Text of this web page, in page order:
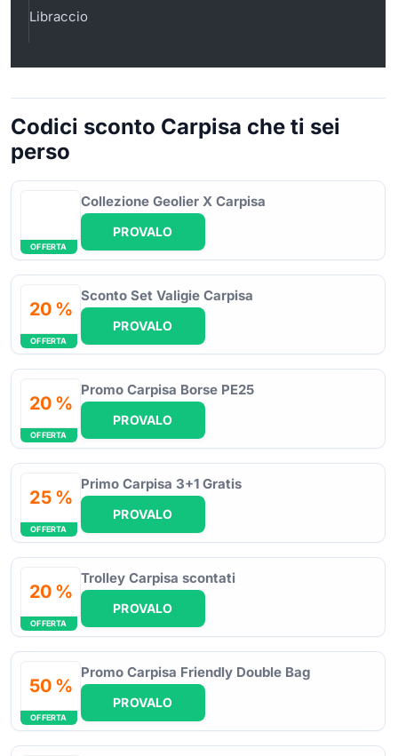
Libraccio
Codici sconto Carpisa che ti sei
perso
OFFERTA
Collezione Geolier X Carpisa
PROVALO
20 %
OFFERTA
Sconto Set Valigie Carpisa
PROVALO
20 %
OFFERTA
Promo Carpisa Borse PE25
PROVALO
25 %
OFFERTA
Primo Carpisa 3+1 Gratis
PROVALO
20 %
OFFERTA
Trolley Carpisa scontati
PROVALO
50 %
OFFERTA
Promo Carpisa Friendly Double Bag
PROVALO